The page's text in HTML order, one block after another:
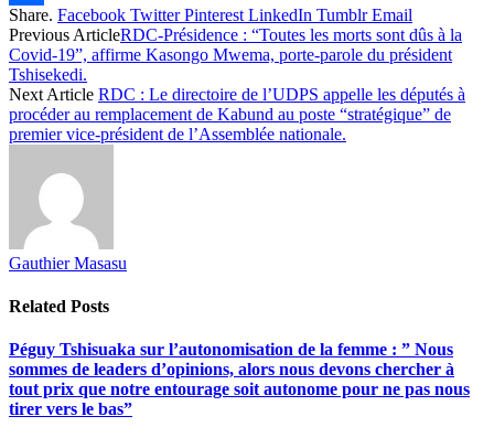
Share
Share. Facebook Twitter Pinterest LinkedIn Tumblr Email
Previous ArticleRDC-Présidence : “Toutes les morts sont dûs à la
Covid-19”, affirme Kasongo Mwema, porte-parole du président
Tshisekedi.
Next Article RDC : Le directoire de l’UDPS appelle les députés à
procéder au remplacement de Kabund au poste “stratégique” de
premier vice-président de l’Assemblée nationale.
Gauthier Masasu
Related Posts
Péguy Tshisuaka sur l’autonomisation de la femme : ” Nous
sommes de leaders d’opinions, alors nous devons chercher à
tout prix que notre entourage soit autonome pour ne pas nous
tirer vers le bas”